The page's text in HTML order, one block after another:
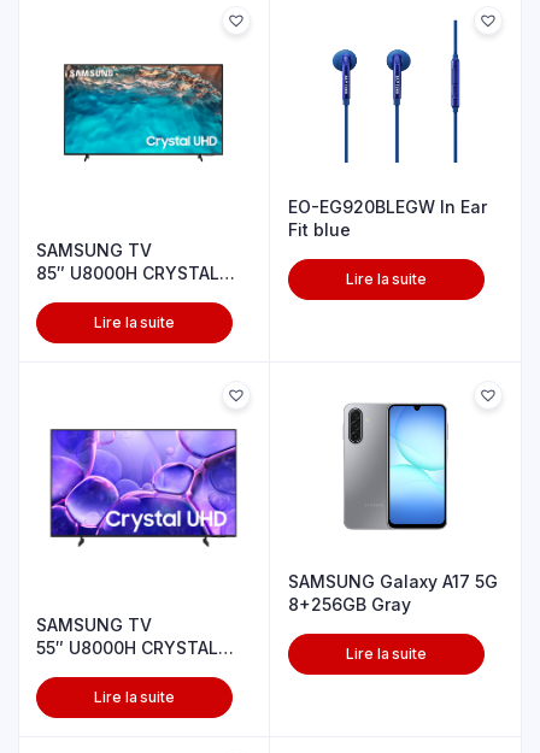
SAMSUNG TV
85″ U8000H CRYSTAL
Lire la suite
EO-EG920BLEGW In Ear
Fit blue
Lire la suite
SAMSUNG TV
55″ U8000H CRYSTAL
Lire la suite
SAMSUNG Galaxy A17 5G
8+256GB Gray
Lire la suite